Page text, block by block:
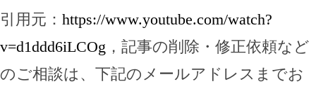
引用元： https://www.youtube.com/watch?
v=d1ddd6iLCOg ，記事の削除・修正依頼など
のご相談は、下記のメールアドレスまでお